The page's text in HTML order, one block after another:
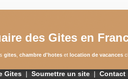
des Gites en
gites, chambre d'hoteset location de vacances
Gites| Soumettre un site| Contact